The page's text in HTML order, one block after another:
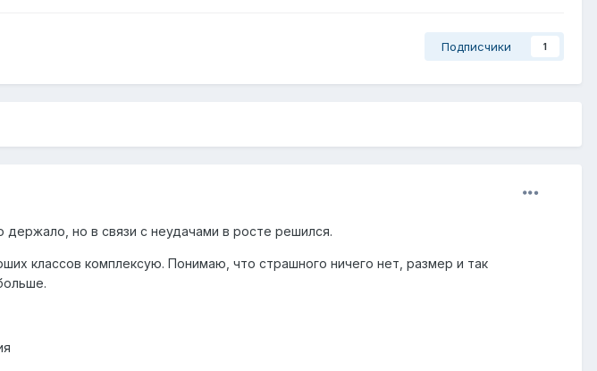
Подписчики 1
но в связи с неудачами в росте решился.
классов комплексую. Понимаю, что страшного ничего нет, размер и так